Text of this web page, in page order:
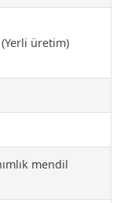
üretim)
mendil